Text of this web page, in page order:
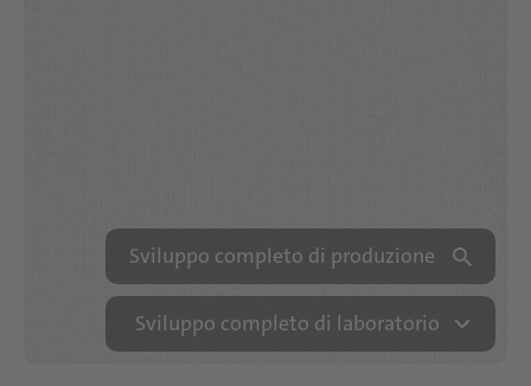
Sviluppo completo di produzione
Sviluppo completo di laboratorio